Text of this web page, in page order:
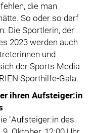
die man
So oder so darf
Die Sportlerin, der
2023 werden auch
und
der Sports Media
Sporthilfe-Gala.
ihren Aufsteiger:in
"Aufsteiger:in des